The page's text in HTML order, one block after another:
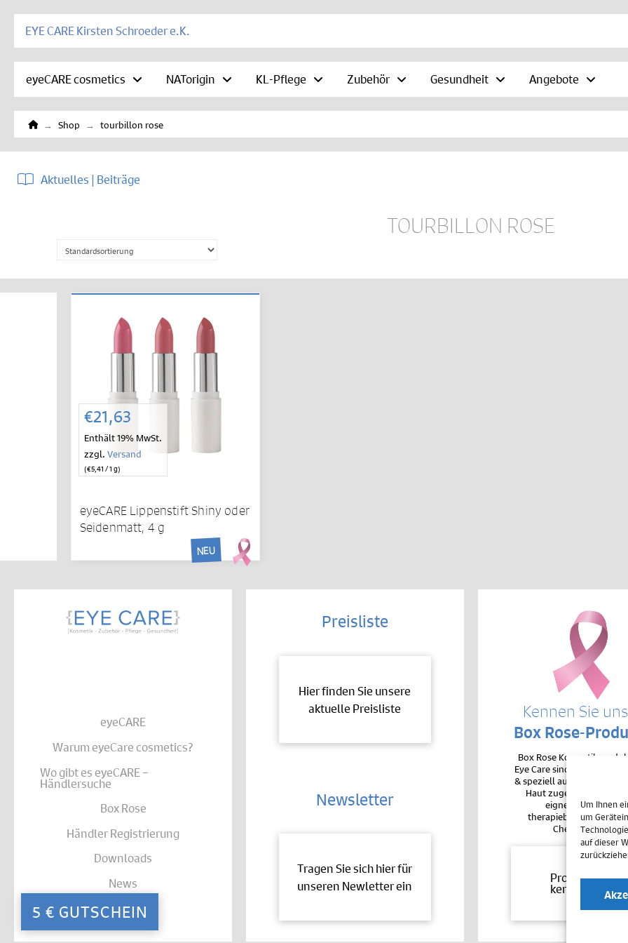
Um Ihnen
um
auf dieser
EYE CARE Kirsten Schroeder e.K.
eyeCARE cosmetics NATorigin KL-Pflege Zubehör Gesundheit Angebote
Home
→ Shop → tourbillon rose
Aktuelles | Beiträge
5 € GUTSCHEIN
TOURBILLON ROSE
€21,63
Enthält 19% MwSt.
zzgl. Versand
(€5,41 / 1 g)
eyeCARE Lippenstift Shiny oder
Seidenmatt, 4 g
NEU
eyeCARE
Warum eyeCare cosmetics?
Wo gibt es eyeCARE –
Händlersuche
Box Rose
Händler Registrierung
Downloads
News
Kontakt
Preisliste
Hier finden Sie unsere
aktuelle Preisliste
Newsletter
Tragen Sie sich hier für
unseren Newletter ein
Kennen Sie
Box Rose-
Box Rose
Eye Care sind sehr
& speziell auf die
Haut zugeschnitten.
eignen sie sich auch
therapiebegleitend bei
Chemotherapie.
Produkte
kennenlernen